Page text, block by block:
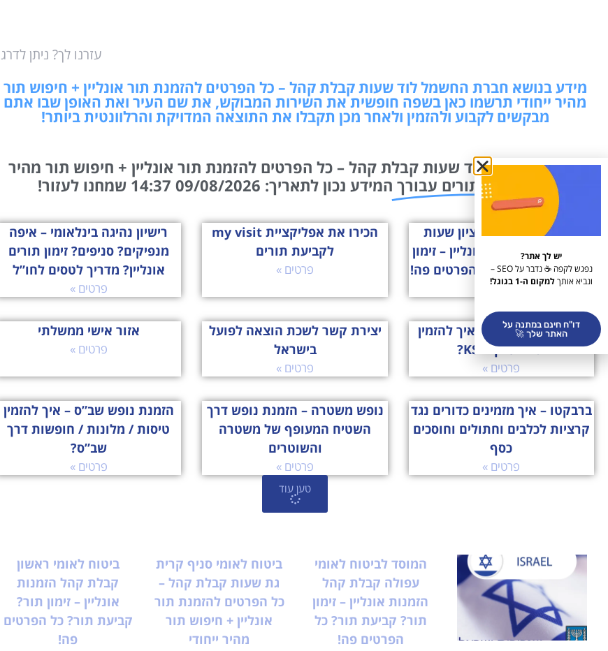
עזרנו לך? ניתן לדרג
מידע בנושא חברת החשמל לוד שעות קבלת קהל – כל הפרטים להזמנת תור אונליין + חיפוש תור
מהיר ייחודי תרשמו כאן בשפה חופשית את השירות המבוקש, את שם העיר ואת האופן שבו אתם
מבקשים לקבוע ולהזמין ולאחר מכן תקבלו את התוצאה המדויקת והרלוונטית ביותר!
חברת החשמל לוד שעות קבלת קהל – כל הפרטים להזמנת תור אונליין + חיפוש תור מהיר
זימון תורים עבורך המידע נכון לתאריך: 09/08/2026 14:37 שמחנו לעזור!
מס הכנסה ראשון לציון שעות
קבלת קהל הזמנות אונליין – זימון
תור? קביעת תור? כל הפרטים פה!
פרטים »
הכירו את אפליקציית my visit
לקביעת תורים
פרטים »
רישיון נהיגה בינלאומי – איפה
מנפיקים? סניפים? זימון תורים
אונליין? מדריך לטסים לחו”ל
פרטים »
ksp הזמנת תורים – איך להזמין
תור לסניף KSP?
פרטים »
יצירת קשר לשכת הוצאה לפועל
בישראל
פרטים »
אזור אישי ממשלתי
פרטים »
ברבקטו – איך מזמינים כדורים נגד
קרציות לכלבים וחתולים וחוסכים
כסף
פרטים »
נופש משטרה – הזמנת נופש דרך
השטיח המעופף של משטרה
והשוטרים
פרטים »
הזמנת נופש שב”ס – איך להזמין
טיסות / מלונות / חופשות דרך
שב”ס?
פרטים »
טען עוד
המוסד לביטוח לאומי
עפולה קבלת קהל
הזמנות אונליין – זימון
תור? קביעת תור? כל
הפרטים פה!
ביטוח לאומי סניף קרית
גת שעות קבלת קהל –
כל הפרטים להזמנת תור
אונליין + חיפוש תור
מהיר ייחודי
ביטוח לאומי ראשון
קבלת קהל הזמנות
אונליין – זימון תור?
קביעת תור? כל הפרטים
פה!
יש לך אתר?
נפגש לקפה ☕ נדבר על SEO –
ונביא אותךלמקום ה-1 בגוגל!
דו"ח חינם במתנה על
האתר שלך 🚀